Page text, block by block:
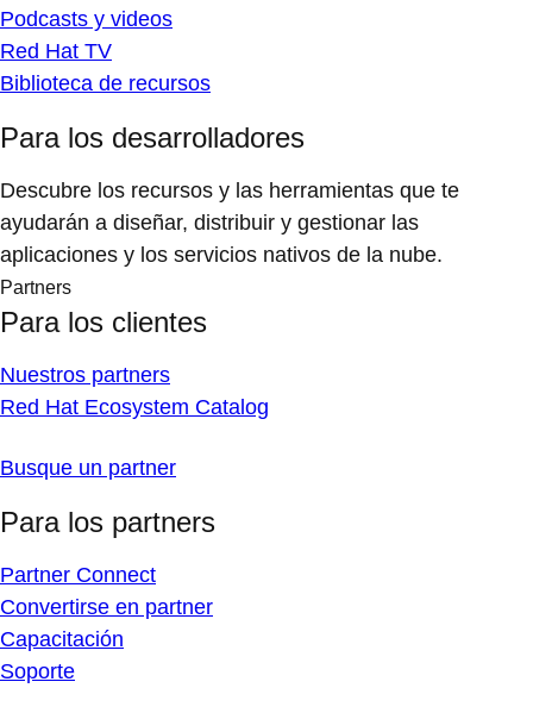
Podcasts y videos
Red Hat TV
Biblioteca de recursos
Para los desarrolladores
Descubre los recursos y las herramientas que te
ayudarán a diseñar, distribuir y gestionar las
aplicaciones y los servicios nativos de la nube.
Partners
Para los clientes
Nuestros partners
Red Hat Ecosystem Catalog
Busque un partner
Para los partners
Partner Connect
Convertirse en partner
Capacitación
Soporte